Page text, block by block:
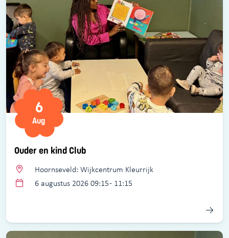
Ouder en kind Club
6
Aug
Hoornseveld: Wijkcentrum Kleurrijk
6 augustus 2026 09:15 - 11:15